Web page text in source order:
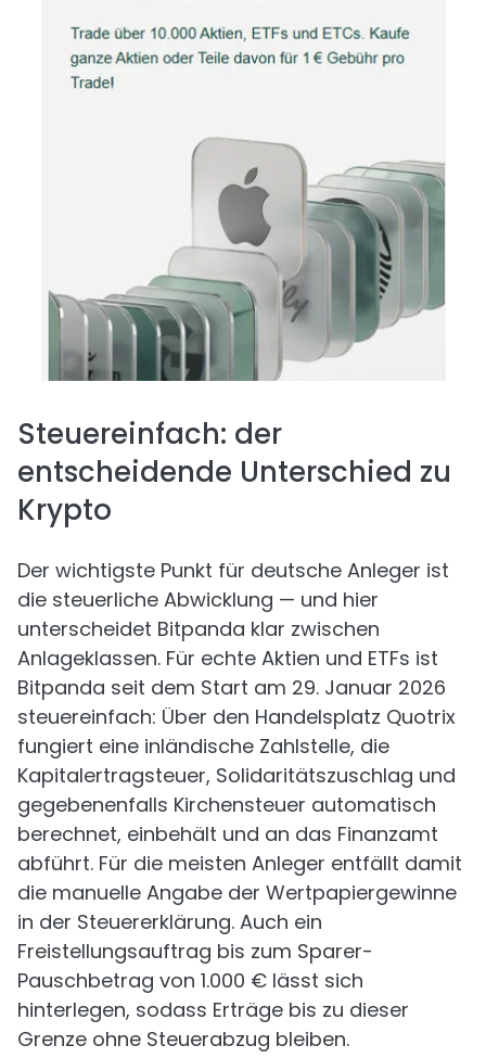
Steuereinfach: der
entscheidende Unterschied zu
Krypto
Der wichtigste Punkt für deutsche Anleger ist
die steuerliche Abwicklung — und hier
unterscheidet Bitpanda klar zwischen
Anlageklassen. Für echte Aktien und ETFs ist
Bitpanda seit dem Start am 29. Januar 2026
steuereinfach: Über den Handelsplatz Quotrix
fungiert eine inländische Zahlstelle, die
Kapitalertragsteuer, Solidaritätszuschlag und
gegebenenfalls Kirchensteuer automatisch
berechnet, einbehält und an das Finanzamt
abführt. Für die meisten Anleger entfällt damit
die manuelle Angabe der Wertpapiergewinne
in der Steuererklärung. Auch ein
Freistellungsauftrag bis zum Sparer-
Pauschbetrag von 1.000 € lässt sich
hinterlegen, sodass Erträge bis zu dieser
Grenze ohne Steuerabzug bleiben.